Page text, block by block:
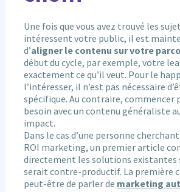
Une fois que vous avez trouvé les
intéressent votre public, il est
d’aligner le contenu sur votre
début du cycle, par exemple, votre
exactement ce qu’il veut. Pour le
l’intéresser, il n’est pas nécessaire
spécifique. Au contraire, commencer
besoin avec un contenu généraliste
impact.
Dans le cas d’une personne
ROI marketing, un premier article
directement les solutions existantes
serait contre-productif. La première
peut-être de parler de marketing